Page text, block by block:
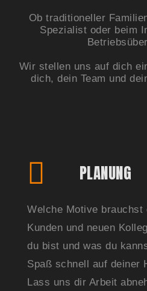
Ob traditioneller
Spezialist oder beim
Wir stellen uns auf dich
dich, dein Team und
PLANUNG
Welche Motive brauchst
Kunden und neuen
du bist und was du
Spaß schnell auf deiner
Lass uns dir Arbeit